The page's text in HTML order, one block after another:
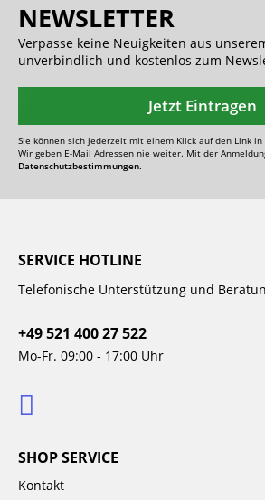
NEWSLETTER
Verpasse keine Neuigkeiten aus
unverbindlich und kostenlos zum
Jetzt Eintragen
Sie können sich jederzeit mit einem Klick auf den Link
Wir geben E-Mail Adressen nie weiter. Mit der
Datenschutzbestimmungen.
SERVICE HOTLINE
Telefonische Unterstützung und
+49 521 400 27 522
Mo-Fr. 09:00 - 17:00 Uhr
SHOP SERVICE
Kontakt